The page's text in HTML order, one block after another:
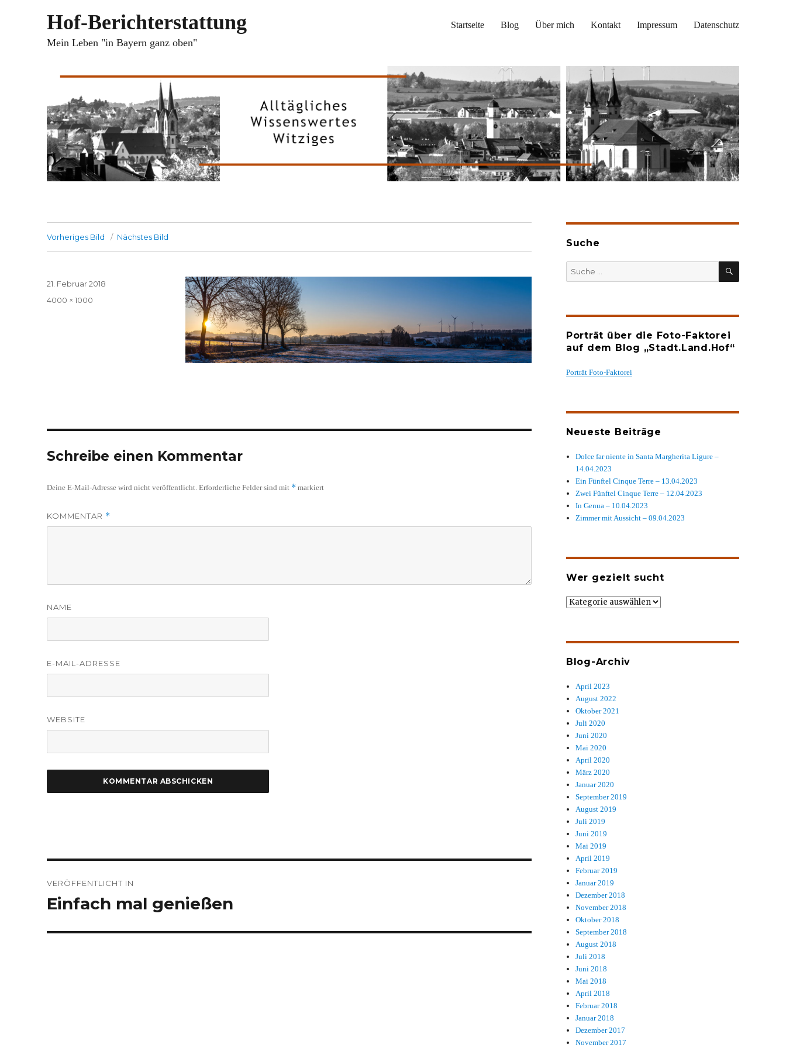
Hof-Berichterstattung
Mein Leben "in Bayern ganz oben"
Startseite Blog Über mich Kontakt Impressum Datenschutz
Vorheriges Bild Nächstes Bild
Veröffentlicht
21. Februar 2018
Volle
4000 × 1000
Schreibe einen Kommentar
Deine E-Mail-Adresse wird nicht veröffentlicht. Erforderliche Felder sind mit * markiert
KOMMENTAR *
NAME
E-MAIL-ADRESSE
WEBSITE
VERÖFFENTLICHT IN
Einfach mal genießen
Suche
SUCHEN
Porträt über die Foto-Faktorei
auf dem Blog „Stadt.Land.Hof“
Porträt Foto-Faktorei
Neueste Beiträge
Dolce far niente in Santa Margherita Ligure –
14.04.2023
Ein Fünftel Cinque Terre – 13.04.2023
Zwei Fünftel Cinque Terre – 12.04.2023
In Genua – 10.04.2023
Zimmer mit Aussicht – 09.04.2023
Wer gezielt sucht
Wer
Blog-Archiv
April 2023
August 2022
Oktober 2021
Juli 2020
Juni 2020
Mai 2020
April 2020
März 2020
Januar 2020
September 2019
August 2019
Juli 2019
Juni 2019
Mai 2019
April 2019
Februar 2019
Januar 2019
Dezember 2018
November 2018
Oktober 2018
September 2018
August 2018
Juli 2018
Juni 2018
Mai 2018
April 2018
Februar 2018
Januar 2018
Dezember 2017
November 2017